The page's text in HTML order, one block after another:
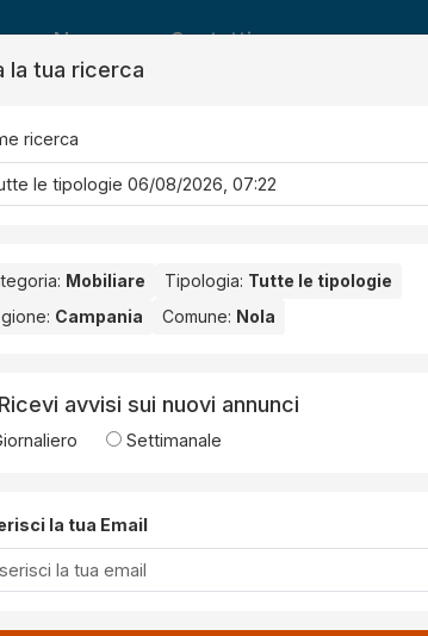
News Contatti
risultato per la Provincia selezionata:
la tua ricerca
ricerca
Mobiliare Tipologia: Tutte le tipologie
Campania Comune: Nola
Ricevi avvisi sui nuovi annunci
Settimanale
la tua Email